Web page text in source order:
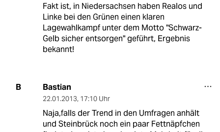
Fakt ist, in Niedersachsen haben Realos und
Linke bei den Grünen einen klaren
Lagewahlkampf unter dem Motto "Schwarz-
Gelb sicher entsorgen" geführt, Ergebnis
bekannt!
B Bastian
22.01.2013, 17:10 Uhr
Naja,falls der Trend in den Umfragen anhält
und Steinbrück noch ein paar Fettnäpfchen